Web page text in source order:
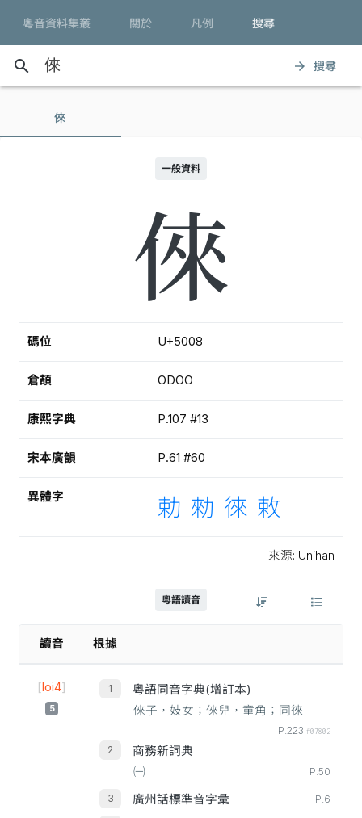
粵音資料集叢 關於 凡例 搜尋
search arrow_forward 搜尋
倈
一般資料
倈
碼位 U+5008
倉頡 ODOO
康熙字典 P.107 #13
宋本廣韻 P.61 #60
異體字 勅 勑 徠 敕
來源: Unihan
粵語讀音
讀音 根據
[loi4]
5
粵語同音字典(增訂本)
倈子，妓女；倈兒，童角；同徠
P.223 #07802
商務新詞典
㈠
P.50
廣州話標準音字彙 P.6